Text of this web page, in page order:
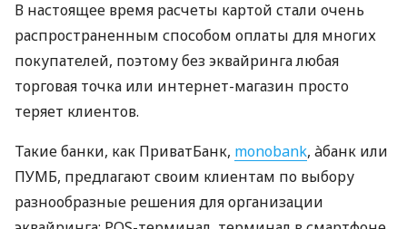
В настоящее время расчеты картой стали очень
распространенным способом оплаты для многих
покупателей, поэтому без эквайринга любая
торговая точка или интернет-магазин просто
теряет клиентов.
Такие банки, как ПриватБанк, monobank, àбанк или
ПУМБ, предлагают своим клиентам по выбору
разнообразные решения для организации